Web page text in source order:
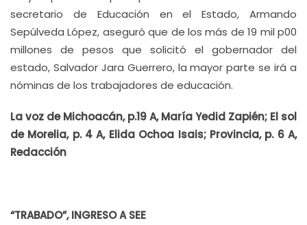
secretario de Educación en el Estado, Armando
Sepúlveda López, aseguró que de los más de 19 mil p00
millones de pesos que solicitó el gobernador del
estado, Salvador Jara Guerrero, la mayor parte se irá a
nóminas de los trabajadores de educación.
La voz de Michoacán, p.19 A, María Yedid Zapién; El sol
de Morelia, p. 4 A, Elida Ochoa Isais; Provincia, p. 6 A,
Redacción
“TRABADO”, INGRESO A SEE